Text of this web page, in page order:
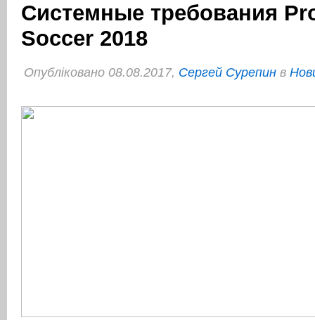
Системные требования
Soccer 2018
Опубліковано 08.08.2017, Сергей Сурепин в